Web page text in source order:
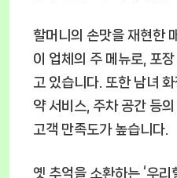
할머니의 손맛을 재현한
이 업체의 주 메뉴로, 포
고 있습니다. 또한 남녀
약 서비스, 주차 공간 등
고객 만족도가 높습니다.
옛 추억을 소환하는 ‘우